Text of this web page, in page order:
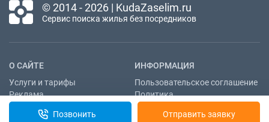
Позвонить Отправить заявку
© 2014 - 2026 | KudaZaselim.ru
Сервис поиска жилья без посредников
О САЙТЕ
Услуги и тарифы
Реклама
Контакты
ИНФОРМАЦИЯ
Пользовательское соглашение
Политика
конфиденциальности